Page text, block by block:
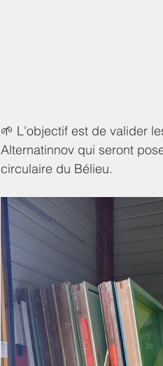
🌱 L'objectif est de valider
Alternatinnov qui seront
circulaire du Bélieu.